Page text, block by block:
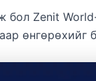
бол Zenit
өнгөрөхийг